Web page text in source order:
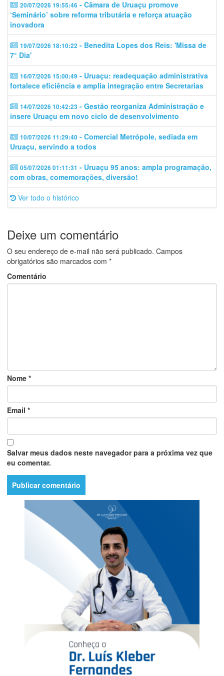
20/07/2026 19:55:46 - Câmara de Uruaçu promove
‘Seminário’ sobre reforma tributária e reforça atuação
inovadora
19/07/2026 18:10:22 - Benedita Lopes dos Reis: 'Missa de
7° Dia'
16/07/2026 15:00:49 - Uruaçu: readequação administrativa
fortalece eficiência e amplia integração entre Secretarias
14/07/2026 10:42:23 - Gestão reorganiza Administração e
insere Uruaçu em novo ciclo de desenvolvimento
10/07/2026 11:29:40 - Comercial Metrópole, sediada em
Uruaçu, servindo a todos
05/07/2026 01:11:31 - Uruaçu 95 anos: ampla programação,
com obras, comemorações, diversão!
Ver todo o histórico
Deixe um comentário
O seu endereço de e-mail não será publicado. Campos
obrigatórios são marcados com *
Comentário
Nome *
Email *
Salvar meus dados neste navegador para a próxima vez que
eu comentar.